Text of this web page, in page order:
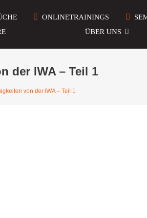
ONLINETRAININGS
ÜBER UNS
der IWA – Teil 1
von der IWA – Teil 1